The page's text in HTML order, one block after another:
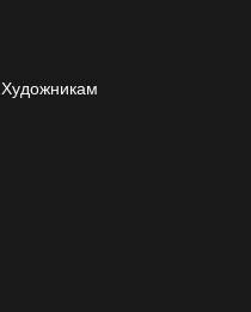
Художникам